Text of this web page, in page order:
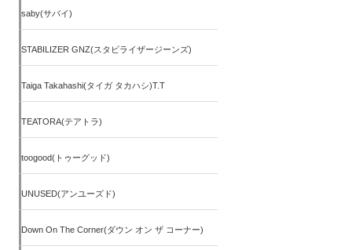
saby(サバイ)
STABILIZER GNZ(スタビライザージーンズ)
Taiga Takahashi(タイガ タカハシ)T.T
TEATORA(テアトラ)
toogood(トゥーグッド)
UNUSED(アンユーズド)
Down On The Corner(ダウン オン ザ コーナー)